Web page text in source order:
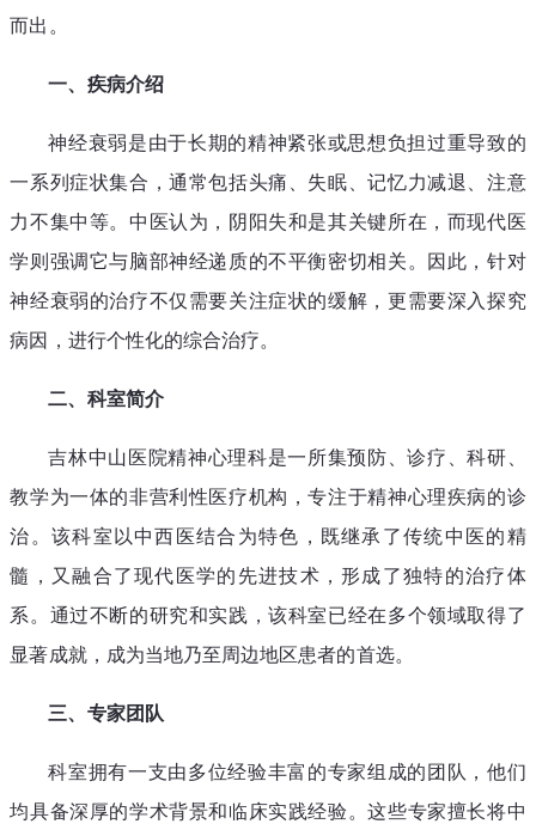
而出。
一、疾病介绍
神经衰弱是由于长期的精神紧张或思想负担过重导致的
一系列症状集合，通常包括头痛、失眠、记忆力减退、注意
力不集中等。中医认为，阴阳失和是其关键所在，而现代医
学则强调它与脑部神经递质的不平衡密切相关。因此，针对
神经衰弱的治疗不仅需要关注症状的缓解，更需要深入探究
病因，进行个性化的综合治疗。
二、科室简介
吉林中山医院精神心理科是一所集预防、诊疗、科研、
教学为一体的非营利性医疗机构，专注于精神心理疾病的诊
治。该科室以中西医结合为特色，既继承了传统中医的精
髓，又融合了现代医学的先进技术，形成了独特的治疗体
系。通过不断的研究和实践，该科室已经在多个领域取得了
显著成就，成为当地乃至周边地区患者的首选。
三、专家团队
科室拥有一支由多位经验丰富的专家组成的团队，他们
均具备深厚的学术背景和临床实践经验。这些专家擅长将中